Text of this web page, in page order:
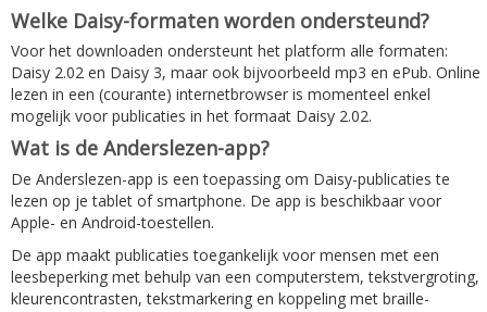
Welke Daisy-formaten worden ondersteund?
Voor het downloaden ondersteunt het platform alle formaten:
Daisy 2.02 en Daisy 3, maar ook bijvoorbeeld mp3 en ePub. Online
lezen in een (courante) internetbrowser is momenteel enkel
mogelijk voor publicaties in het formaat Daisy 2.02.
Wat is de Anderslezen-app?
De Anderslezen-app is een toepassing om Daisy-publicaties te
lezen op je tablet of smartphone. De app is beschikbaar voor
Apple- en Android-toestellen.
De app maakt publicaties toegankelijk voor mensen met een
leesbeperking met behulp van een computerstem, tekstvergroting,
kleurencontrasten, tekstmarkering en koppeling met braille-